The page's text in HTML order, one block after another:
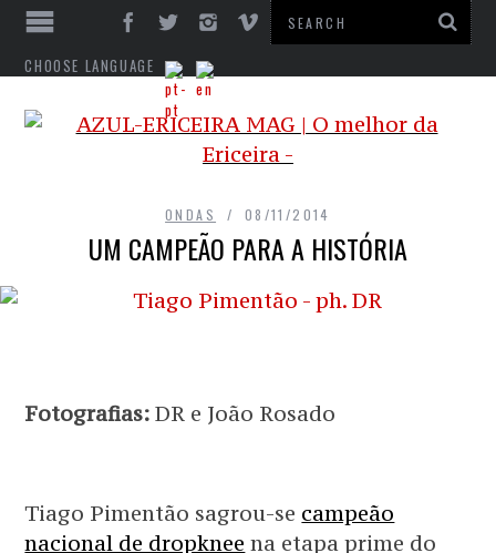
CHOOSE LANGUAGE
ONDAS 08/11/2014
UM CAMPEÃO PARA A HISTÓRIA
Fotografias: DR e João Rosado
Tiago Pimentão sagrou-se campeão
nacional de dropknee na etapa prime do